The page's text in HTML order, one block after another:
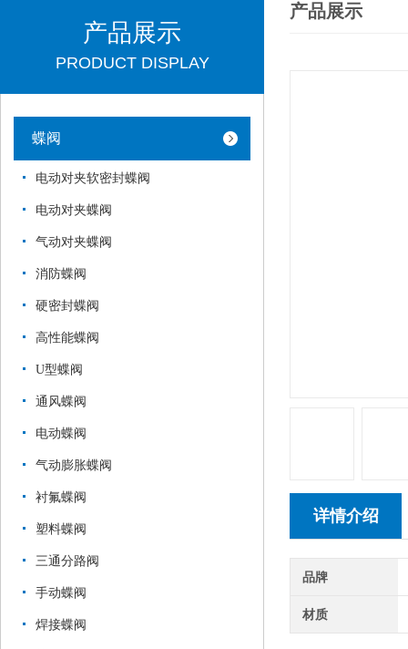
产品展示
详情介绍
品牌
材质
产品展示
PRODUCT DISPLAY
蝶阀
电动对夹软密封蝶阀
电动对夹蝶阀
气动对夹蝶阀
消防蝶阀
硬密封蝶阀
高性能蝶阀
U型蝶阀
通风蝶阀
电动蝶阀
气动膨胀蝶阀
衬氟蝶阀
塑料蝶阀
三通分路阀
手动蝶阀
焊接蝶阀